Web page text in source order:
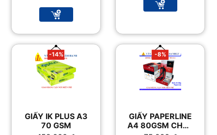
93,000 ₫.
là:
90,000 ₫.
-14%
GIẤY IK PLUS A3
70 GSM
-8%
GIẤY PAPERLINE
A4 80GSM CHẤT